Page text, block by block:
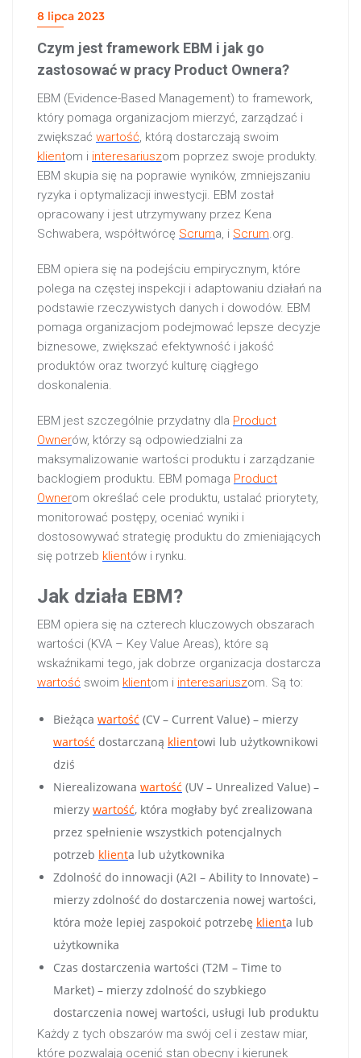
8 lipca 2023
Czym jest framework EBM i jak go
zastosować w pracy Product Ownera?
EBM (Evidence-Based Management) to framework,
który pomaga organizacjom mierzyć, zarządzać i
zwiększać wartość , którą dostarczają swoim
klientom i interesariuszom poprzez swoje produkty.
EBM skupia się na poprawie wyników, zmniejszaniu
ryzyka i optymalizacji inwestycji. EBM został
opracowany i jest utrzymywany przez Kena
Schwabera, współtwórcę Scruma, i Scrum .org.
EBM opiera się na podejściu empirycznym, które
polega na częstej inspekcji i adaptowaniu działań na
podstawie rzeczywistych danych i dowodów. EBM
pomaga organizacjom podejmować lepsze decyzje
biznesowe, zwiększać efektywność i jakość
produktów oraz tworzyć kulturę ciągłego
doskonalenia.
EBM jest szczególnie przydatny dla Product
Ownerów, którzy są odpowiedzialni za
maksymalizowanie wartości produktu i zarządzanie
backlogiem produktu. EBM pomaga Product
Ownerom określać cele produktu, ustalać priorytety,
monitorować postępy, oceniać wyniki i
dostosowywać strategię produktu do zmieniających
się potrzeb klientów i rynku.
Jak działa EBM?
EBM opiera się na czterech kluczowych obszarach
wartości (KVA – Key Value Areas), które są
wskaźnikami tego, jak dobrze organizacja dostarcza
wartość swoim klientom i interesariuszom. Są to:
Bieżąca wartość (CV – Current Value) – mierzy
wartość dostarczaną klientowi lub użytkownikowi
dziś
Nierealizowana wartość (UV – Unrealized Value) –
mierzy wartość, która mogłaby być zrealizowana
przez spełnienie wszystkich potencjalnych
potrzeb klienta lub użytkownika
Zdolność do innowacji (A2I – Ability to Innovate) –
mierzy zdolność do dostarczenia nowej wartości,
która może lepiej zaspokoić potrzebę klienta lub
użytkownika
Czas dostarczenia wartości (T2M – Time to
Market) – mierzy zdolność do szybkiego
dostarczenia nowej wartości, usługi lub produktu
Każdy z tych obszarów ma swój cel i zestaw miar,
które pozwalają ocenić stan obecny i kierunek